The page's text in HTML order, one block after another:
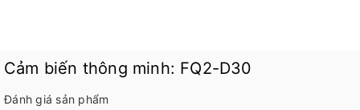
Cảm biến thông minh: FQ2-D30
Đánh giá sản phẩm